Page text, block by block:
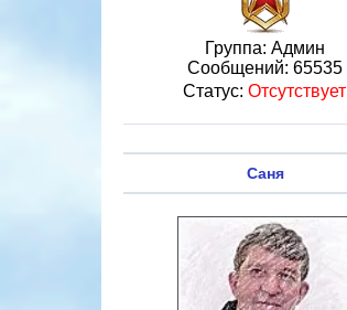
Группа: Админ
Сообщений: 65535
Статус: Отсутствует
Саня